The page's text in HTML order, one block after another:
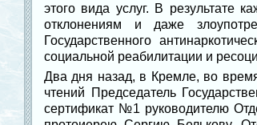
этого вида услуг. В результате
отклонениям и даже
Государственного
социальной реабилитации и
Два дня назад, в Кремле, во
чтений Председатель
сертификат №1 руководителю